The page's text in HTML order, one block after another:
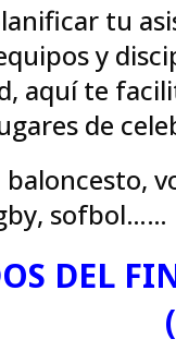
tu
y
aquí te
de
baloncesto,
sofbol……
DEL